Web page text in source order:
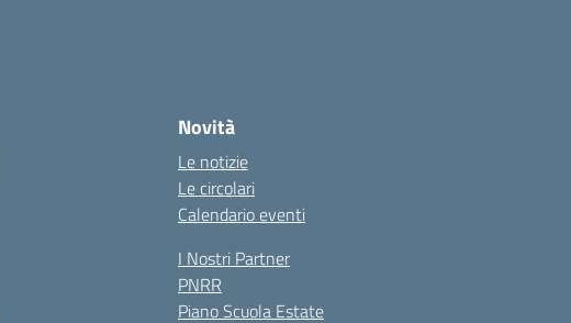
Novità
Le notizie
Le circolari
Calendario eventi
I Nostri Partner
PNRR
Piano Scuola Estate